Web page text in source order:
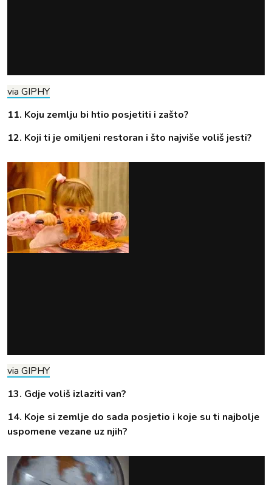
via GIPHY
11. Koju zemlju bi htio posjetiti i zašto?
12. Koji ti je omiljeni restoran i što najviše voliš jesti?
via GIPHY
13. Gdje voliš izlaziti van?
14. Koje si zemlje do sada posjetio i koje su ti najbolje
uspomene vezane uz njih?